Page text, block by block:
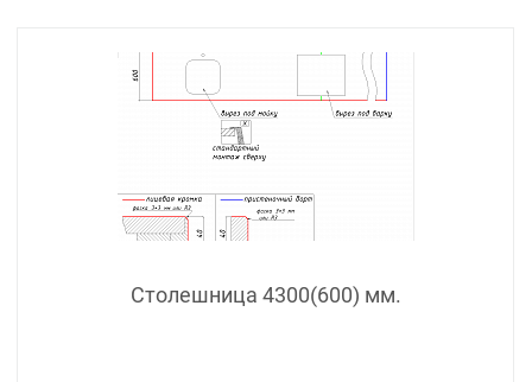
Столешница 4300(600) мм.